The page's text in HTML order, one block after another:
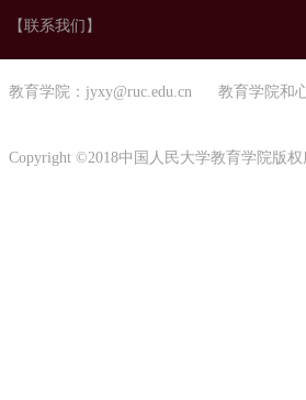
【联系我们】
教育学院：jyxy@ruc.edu.cn 教育学院和
Copyright ©2018中国人民大学教育学院版权